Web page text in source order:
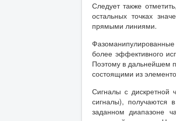
Следует также
остальных точках
прямыми линиями.
более эффективного
Поэтому в дальнейшем
состоящими из
Сигналы с дискретной
сигналы), получаются
заданном диапазоне